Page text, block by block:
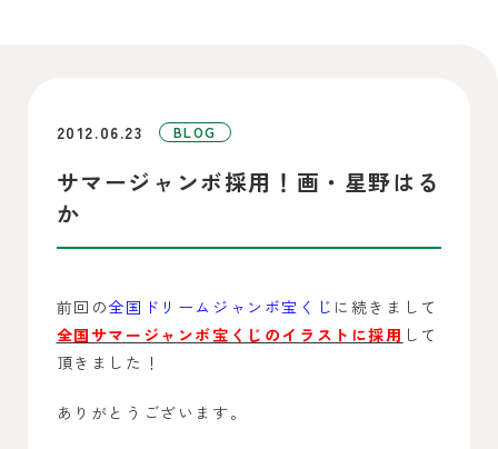
2012.06.23 BLOG
サマージャンボ採用！画・星野はる
か
前回の全国ドリームジャンボ宝くじ に続きまして
全国サマージャンボ宝くじのイラストに採用 して
頂きました！
ありがとうございます。